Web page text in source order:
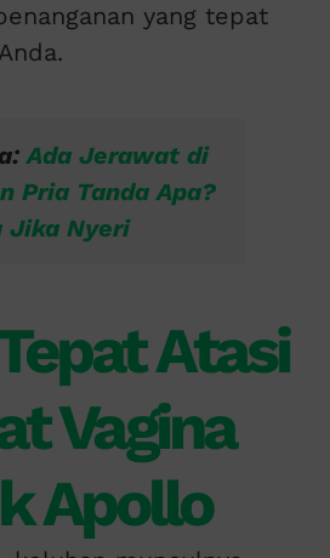
yang tepat
Ada Jerawat di
Pria Tanda Apa?
Jika Nyeri
Atasi
Vagina
Apollo